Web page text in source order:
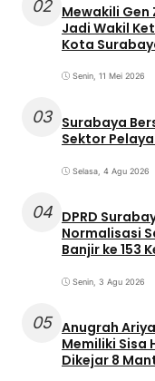
02 Mewakili Gen
Jadi Wakil
Kota
Senin, 11 Mei 2026
03 Surabaya
Sektor
Selasa, 4 Agu 2026
04 DPRD
Normalisasi
Banjir ke 153
Senin, 3 Agu 2026
05 Anugrah
Memiliki Sisa
Dikejar 8